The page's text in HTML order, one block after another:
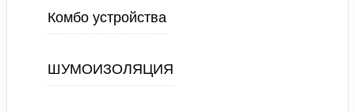
Комбо устройства
ШУМОИЗОЛЯЦИЯ